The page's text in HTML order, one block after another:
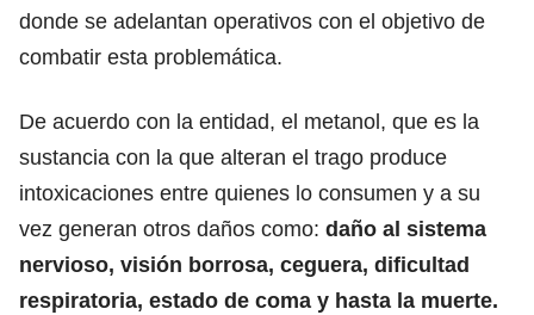
donde se adelantan operativos con el objetivo de
combatir esta problemática.
De acuerdo con la entidad, el metanol, que es la
sustancia con la que alteran el trago produce
intoxicaciones entre quienes lo consumen y a su
vez generan otros daños como: daño al sistema
nervioso, visión borrosa, ceguera, dificultad
respiratoria, estado de coma y hasta la muerte.